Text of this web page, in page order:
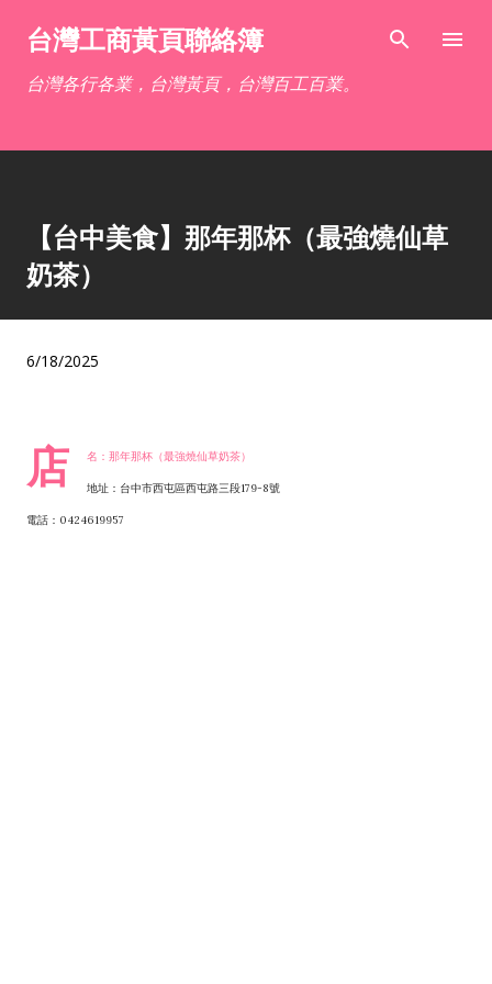
跳到主要內容
台灣工商黃頁聯絡簿
台灣各行各業，台灣黃頁，台灣百工百業。
【台中美食】那年那杯（最強燒仙草
奶茶）
6/18/2025
店 名：那年那杯（最強燒仙草奶茶）
地址：台中市西屯區西屯路三段179-8號
電話：0424619957